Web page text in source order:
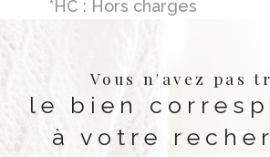
*HC : Hors charges
Vous n'avez pas
le bien
à votre